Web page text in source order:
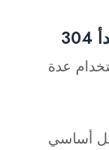
المقاوم للصدأ 304 باستخدام عدة
أساسي